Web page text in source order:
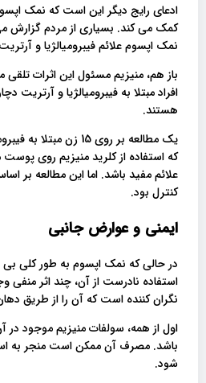
ادعای رایج دیگر این است که نمک
کمک می کند. بسیاری از مردم
نمک اپسوم علائم فیبرومیالژیا و
باز هم، منیزیم مسئول این اثرات تلقی
افراد مبتلا به فیبرومیالژیا و آرتریت
هستند.
یک مطالعه بر روی 15 زن
که استفاده از کلرید منیزیم روی
علائم مفید باشد. اما این مطالعه بر
کنترل بود.
ایمنی و عوارض جانبی
در حالی که نمک اپسوم به طور کلی
استفاده نادرست از آن، چند اثر منفی
نگران کننده است که آن را از طریق
اول از همه، سولفات منیزیم موجود در
باشد. مصرف آن ممکن است منجر به
شود.